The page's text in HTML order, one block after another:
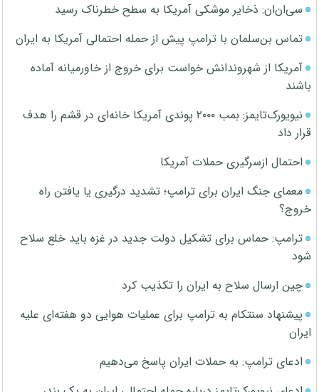
سی‌ان‌ان: ذخایر موشکی آمریکا به سطح خطرناک رسید
تماس بن‌سلمان با ترامپ پیش از حمله احتمالی آمریکا به ایران
آمریکا از شهروندانش خواست برای خروج از خاورمیانه آماده
باشند
نیویورک‌تایمز: بمب ۲۰۰۰ پوندی آمریکا خانه‌ای در قشم را هدف
قرار داد
احتمال ازسرگیری حملات آمریکا
معمای جنگ ایران برای ترامپ؛ تشدید درگیری یا یافتن راه
خروج؟
ترامپ: حماس برای تشکیل دولت جدید در غزه باید خلع سلاح
شود
چین ارسال سلاح به ایران را تکذیب کرد
پیشنهاد سنتکام به ترامپ برای عملیات هوایی دو هفته‌ای علیه
ایران
ادعای ترامپ: به حملات ایران پاسخ می‌دهیم